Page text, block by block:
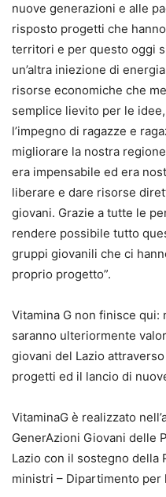
nuove generazioni e alle
risposto progetti che
territori e per questo oggi
un’altra iniezione di
risorse economiche che
semplice lievito per le
l’impegno di ragazze e
migliorare la nostra
era impensabile ed era
liberare e dare risorse
giovani. Grazie a tutte le
rendere possibile tutto
gruppi giovanili che ci
proprio progetto”.
Vitamina G non finisce qui:
saranno ulteriormente
giovani del Lazio
progetti ed il lancio di
VitaminaG è realizzato
GenerAzioni Giovani delle
Lazio con il sostegno della
ministri – Dipartimento per